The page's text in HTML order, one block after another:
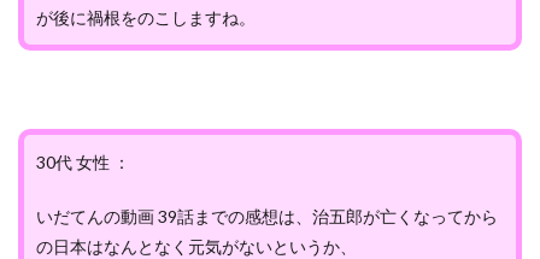
が後に禍根をのこしますね。
30代 女性 ：
いだてんの動画 39話までの感想は、治五郎が亡くなってから
の日本はなんとなく元気がないというか、